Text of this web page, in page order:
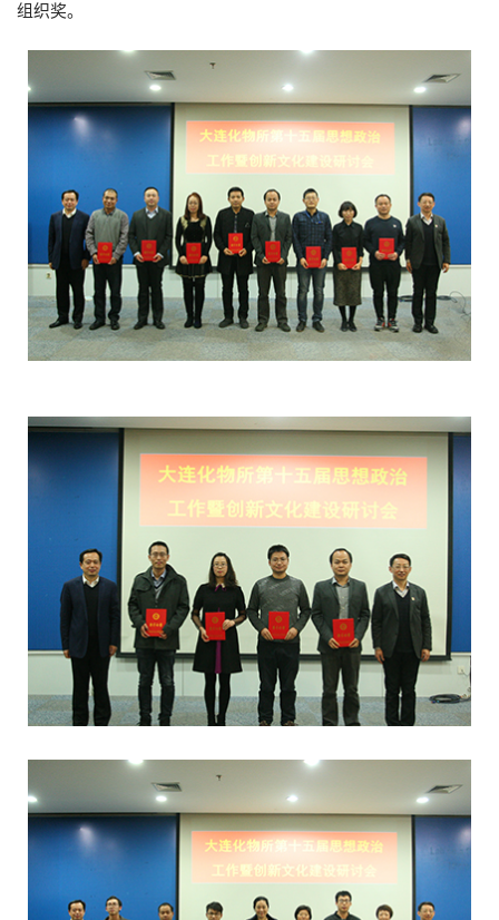
组织奖。